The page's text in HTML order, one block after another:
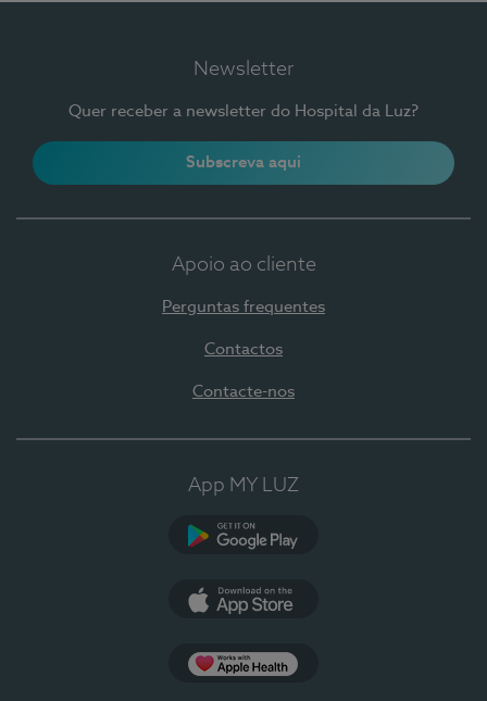
Newsletter
Quer receber a newsletter do Hospital da Luz?
Subscreva aqui
Apoio ao cliente
Perguntas frequentes
Contactos
Contacte-nos
App MY LUZ